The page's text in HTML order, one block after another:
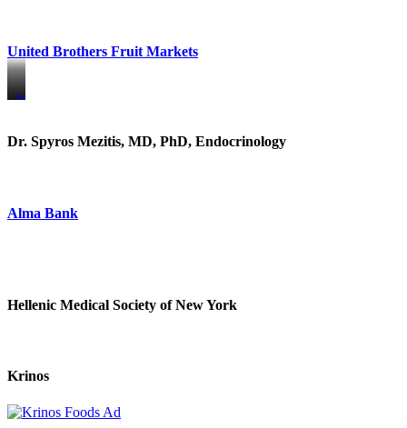
United Brothers Fruit Markets
https://www.unitedbrothersfruitmarkets.com/
https://www.unitedbrothersfruitmarkets.com/
Dr. Spyros Mezitis, MD, PhD, Endocrinology
Alma Bank
Hellenic Medical Society of New York
Krinos